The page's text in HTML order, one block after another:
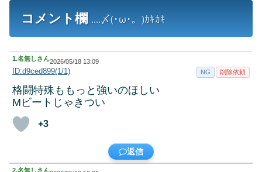
コメント欄 ....〆(･ω･。)ｶｷｶｷ
1.名無しさん2026/05/18 13:09
ID:d9ced899(1/1) NG 削除依頼
格闘特殊ももっと強いのほしい
Mビートじゃきつい
+3
返信
2.名無しさん